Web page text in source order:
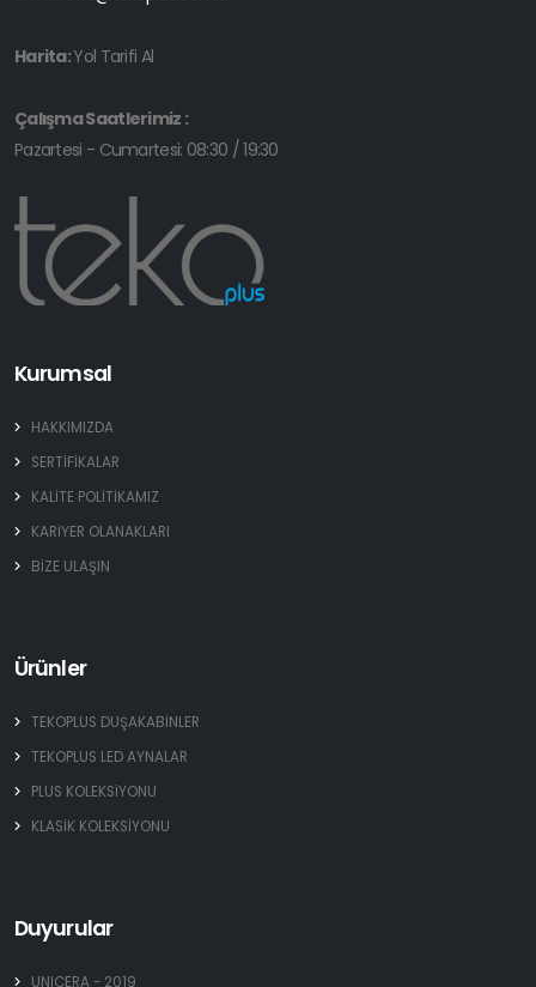
Harita:Yol Tarifi Al
Çalışma Saatlerimiz :
Pazartesi - Cumartesi: 08:30 / 19:30
Kurumsal
HAKKIMIZDA
SERTİFİKALAR
KALİTE POLİTİKAMIZ
KARİYER OLANAKLARI
BİZE ULAŞIN
Ürünler
TEKOPLUS DUŞAKABİNLER
TEKOPLUS LED AYNALAR
PLUS KOLEKSİYONU
KLASİK KOLEKSİYONU
Duyurular
UNICERA - 2019